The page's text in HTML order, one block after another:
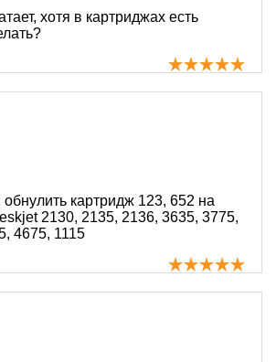
хотя в картриджах есть
обнулить картридж 123, 652 на
2130, 2135, 2136, 3635, 3775,
4675, 1115